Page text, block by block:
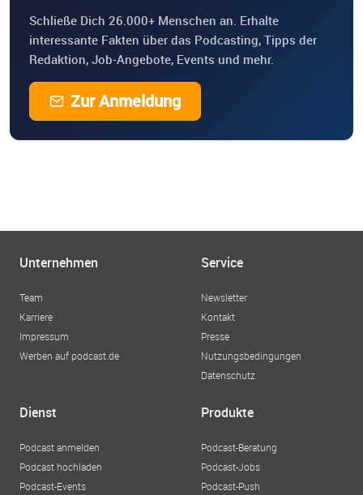
Schließe Dich 26.000+ Menschen an. Erhalte
interessante Fakten über das Podcasting, Tipps der
Redaktion, Job-Angebote, Events und mehr.
Zur Anmeldung
Unternehmen
Team
Karriere
Impressum
Werben auf podcast.de
Service
Newsletter
Kontakt
Presse
Nutzungsbedingungen
Datenschutz
Dienst
Podcast anmelden
Podcast hochladen
Podcast-Events
Produkte
Podcast-Beratung
Podcast-Jobs
Podcast-Push